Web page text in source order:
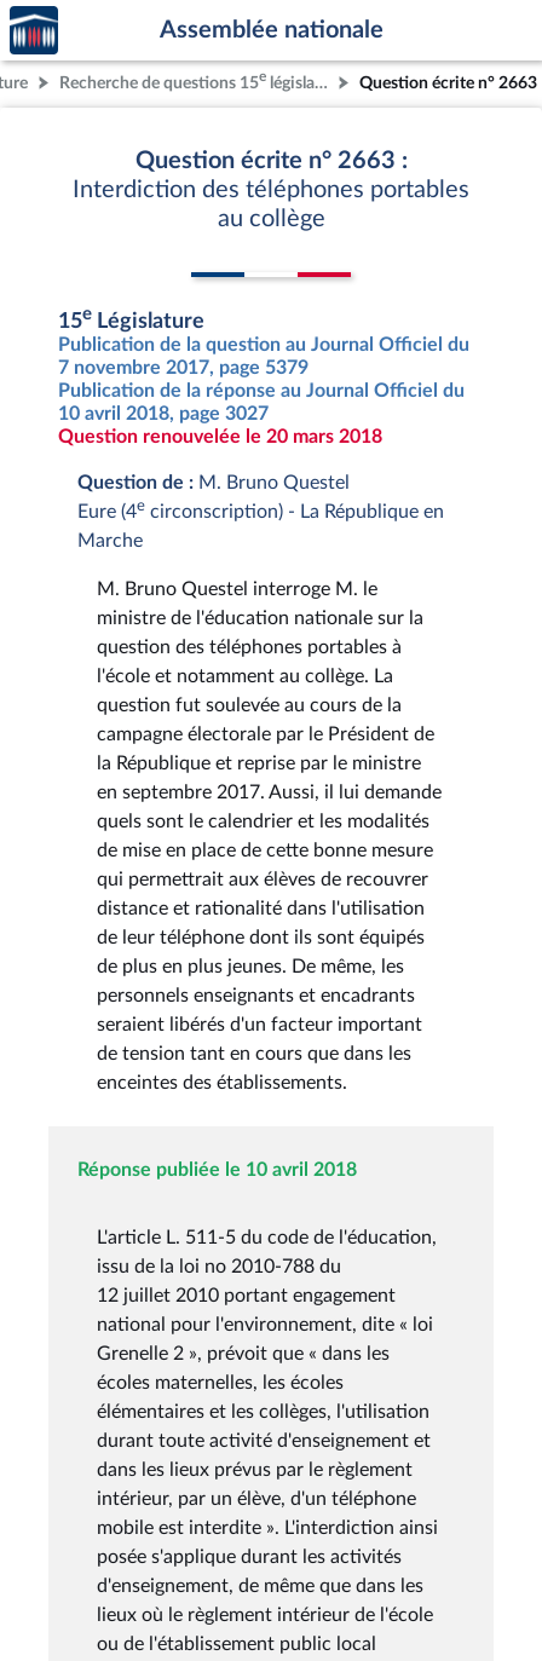
Aller au contenu
Aller en bas de la page
Accèder
à la
page
d'accueil
Assemblée nationale
Recherche de questions 15e législature Question écrite n° 2663
Question écrite n° 2663 :
Interdiction des téléphones portables
au collège
15e Législature
Publication de la question au Journal Officiel du
7 novembre 2017, page 5379
Publication de la réponse au Journal Officiel du
10 avril 2018, page 3027
Question renouvelée le 20 mars 2018
Question de : M. Bruno Questel
Eure (4e circonscription) - La République en
Marche
M. Bruno Questel interroge M. le
ministre de l'éducation nationale sur la
question des téléphones portables à
l'école et notamment au collège. La
question fut soulevée au cours de la
campagne électorale par le Président de
la République et reprise par le ministre
en septembre 2017. Aussi, il lui demande
quels sont le calendrier et les modalités
de mise en place de cette bonne mesure
qui permettrait aux élèves de recouvrer
distance et rationalité dans l'utilisation
de leur téléphone dont ils sont équipés
de plus en plus jeunes. De même, les
personnels enseignants et encadrants
seraient libérés d'un facteur important
de tension tant en cours que dans les
enceintes des établissements.
Réponse publiée le 10 avril 2018
L'article L. 511-5 du code de l'éducation,
issu de la loi no 2010-788 du
12 juillet 2010 portant engagement
national pour l'environnement, dite « loi
Grenelle 2 », prévoit que « dans les
écoles maternelles, les écoles
élémentaires et les collèges, l'utilisation
durant toute activité d'enseignement et
dans les lieux prévus par le règlement
intérieur, par un élève, d'un téléphone
mobile est interdite ». L'interdiction ainsi
posée s'applique durant les activités
d'enseignement, de même que dans les
lieux où le règlement intérieur de l'école
ou de l'établissement public local